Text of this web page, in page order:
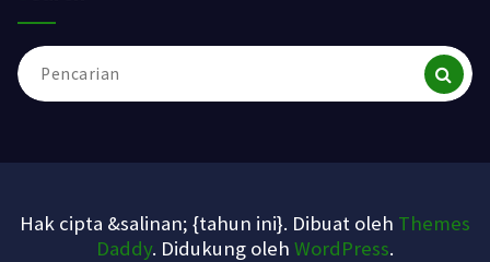
Pencarian
untuk:
Hak cipta &salinan; {tahun ini}. Dibuat oleh Themes
Daddy. Didukung oleh WordPress.